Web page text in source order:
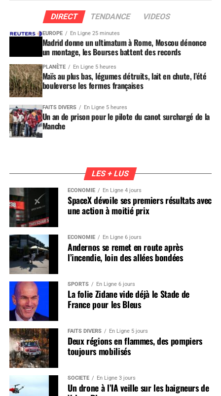
DIRECT TENDANCE VIDEOS
EUROPE En Ligne 25 minutes
Madrid donne un ultimatum à Rome, Moscou dénonce
un montage, les Bourses battent des records
PLANÈTE En Ligne 5 heures
Maïs au plus bas, légumes détruits, lait en chute, l’été
bouleverse les fermes françaises
FAITS DIVERS En Ligne 5 heures
Un an de prison pour le pilote du canot surchargé de la
Manche
LES + LUS
ÉCONOMIE En Ligne 4 jours
SpaceX dévoile ses premiers résultats avec
une action à moitié prix
ÉCONOMIE En Ligne 6 jours
Andernos se remet en route après
l’incendie, loin des allées bondées
SPORTS En Ligne 6 jours
La folie Zidane vide déjà le Stade de
France pour les Bleus
FAITS DIVERS En Ligne 5 jours
Deux régions en flammes, des pompiers
toujours mobilisés
SOCIÉTÉ En Ligne 3 jours
Un drone à l’IA veille sur les baigneurs de